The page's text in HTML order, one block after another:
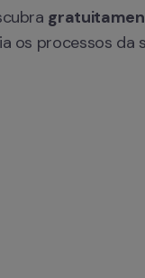
os processos da